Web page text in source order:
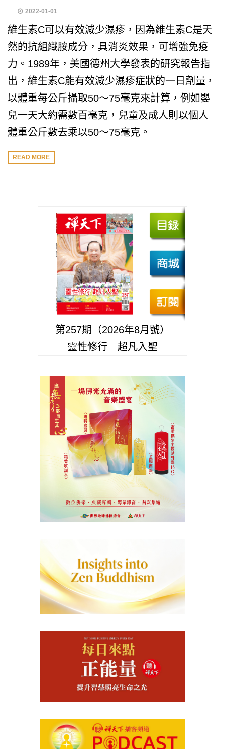
2022-01-01
維生素C可以有效減少濕疹，因為維生素C是天
然的抗組織胺成分，具消炎效果，可增強免疫
力。1989年，美國德州大學發表的研究報告指
出，維生素C能有效減少濕疹症狀的一日劑量，
以體重每公斤攝取50～75毫克來計算，例如嬰
兒一天大約需數百毫克，兒童及成人則以個人
體重公斤數去乘以50～75毫克。
READ MORE
第257期（2026年8月號）
靈性修行 超凡入聖